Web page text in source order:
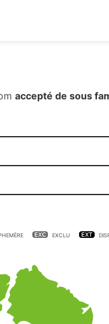
accepté de sous
EXCLU